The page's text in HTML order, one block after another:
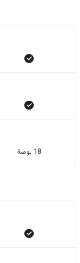
18 بوصة